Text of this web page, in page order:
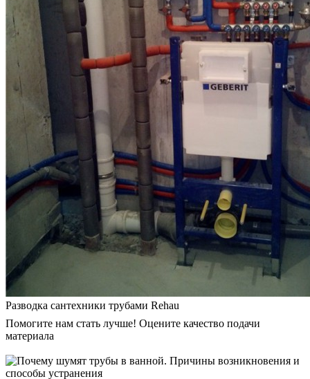
Разводка сантехники трубами Rehau
Помогите нам стать лучше! Оцените качество подачи
материала